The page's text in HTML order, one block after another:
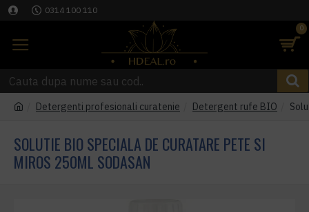
0314 100 110
0
Detergenti profesionali curatenie Detergent rufe BIO
SOLUTIE BIO SPECIALA DE CURATARE PETE SI
MIROS 250ML SODASAN